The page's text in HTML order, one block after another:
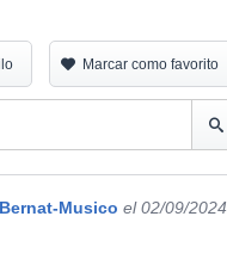
Marcar como favorito
Bernat-Musico el 02/09/2024